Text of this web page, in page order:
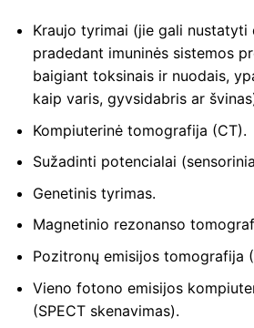
Kraujo tyrimai (jie gali nustatyti
pradedant imuninės sistemos
baigiant toksinais ir nuodais,
kaip varis, gyvsidabris ar
Kompiuterinė tomografija (CT).
Sužadinti potencialai
Genetinis tyrimas.
Magnetinio rezonanso
Pozitronų emisijos tomografija
Vieno fotono emisijos
(SPECT skenavimas).